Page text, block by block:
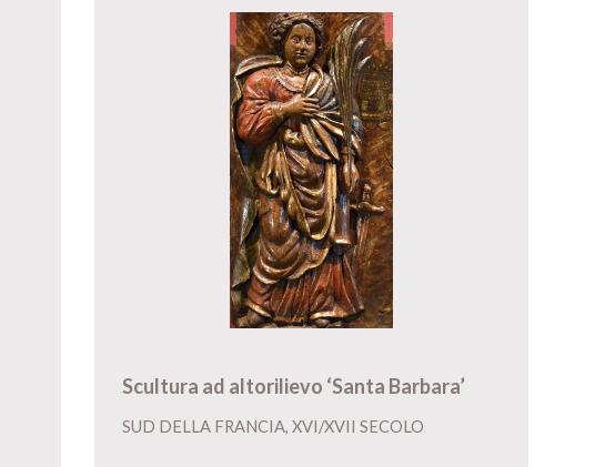
Scultura ad altorilievo ‘Santa Barbara’
SUD DELLA FRANCIA, XVI/XVII SECOLO